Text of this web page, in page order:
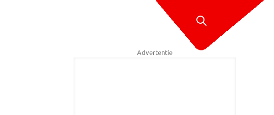
Advertentie